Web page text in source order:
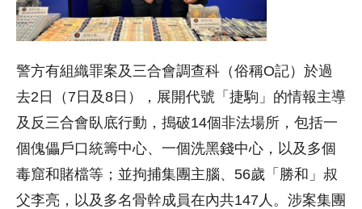
警方有組織罪案及三合會調查科（俗稱O記）於過
去2日（7日及8日），展開代號「捷駒」的情報主導
及反三合會臥底行動，搗破14個非法場所，包括一
個傀儡戶口統籌中心、一個洗黑錢中心，以及多個
毒窟和賭檔等；並拘捕集團主腦、56歲「勝和」叔
父李亮，以及多名骨幹成員在內共147人。涉案集團